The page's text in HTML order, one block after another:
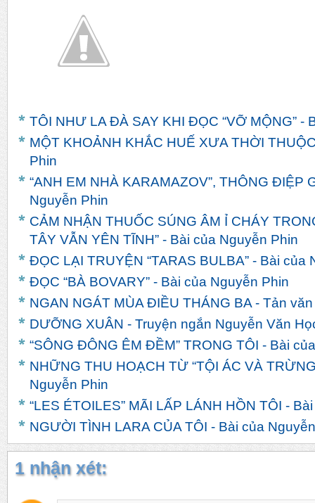
TÔI NHƯ LA ĐÀ SAY KHI ĐỌC “VỠ MỘNG” -
MỘT KHOẢNH KHẮC HUẾ XƯA THỜI
Phin
“ANH EM NHÀ KARAMAZOV”, THÔNG ĐIỆP
Nguyễn Phin
CẢM NHẬN THUỐC SÚNG ÂM Ỉ CHÁY
TÂY VẪN YÊN TĨNH” - Bài của Nguyễn Phin
ĐỌC LẠI TRUYỆN “TARAS BULBA” - Bài của
ĐỌC “BÀ BOVARY” - Bài của Nguyễn Phin
NGAN NGÁT MÙA ĐIỀU THÁNG BA - Tản
DƯỠNG XUÂN - Truyện ngắn Nguyễn Văn
“SÔNG ĐÔNG ÊM ĐỀM” TRONG TÔI - Bài
NHỮNG THU HOẠCH TỪ “TỘI ÁC VÀ
Nguyễn Phin
“LES ÉTOILES” MÃI LẤP LÁNH HỒN TÔI -
NGƯỜI TÌNH LARA CỦA TÔI - Bài của
1 nhận xét: